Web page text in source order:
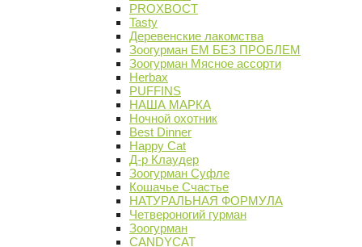
PROХВОСТ
Tasty
Деревенские лакомства
Зоогурман ЕМ БЕЗ ПРОБЛЕМ
Зоогурман Мясное ассорти
Herbax
PUFFINS
НАША МАРКА
Ночной охотник
Best Dinner
Happy Cat
Д-р Клаудер
Зоогурман Суфле
Кошачье Счастье
НАТУРАЛЬНАЯ ФОРМУЛА
Четвероногий гурман
Зоогурман
CANDYCAT